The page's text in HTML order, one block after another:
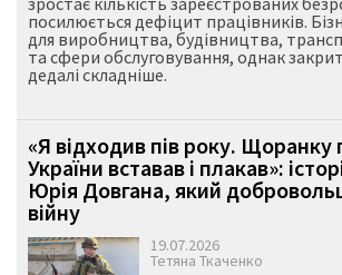
посилюється дефіцит працівників.
для виробництва, будівництва,
та сфери обслуговування, однак
дедалі складніше.
«Я відходив пів року. Щоранку
України вставав і плакав»:
Юрія Довгана, який
війну
19.07.2026
Тетяна Ткаченко